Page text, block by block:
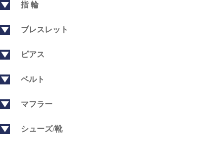
指 輪
ブレスレット
ピアス
ベルト
マフラー
シューズ/靴